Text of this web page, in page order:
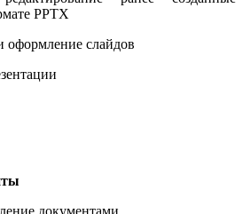
PPTX
оформление слайдов
документами